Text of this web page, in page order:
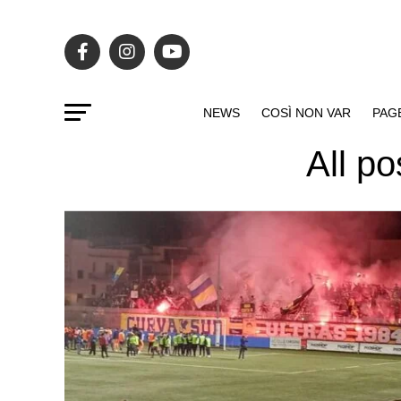
NEWS COSÌ NON VAR
All